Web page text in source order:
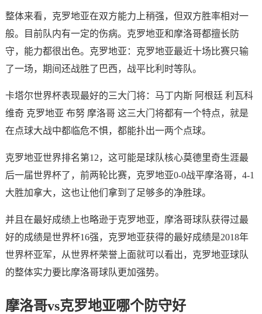
整体来看，克罗地亚在双方能力上稍强，但双方胜率相对一
般。目前队内有一定的伤病。克罗地亚和摩洛哥都擅长防
守，能力都很出色。克罗地亚：克罗地亚最近十场比赛只输
了一场，期间还战胜了巴西，战平比利时等队。
卡塔尔世界杯表现最好的三大门将：马丁内斯 阿根廷 利瓦科
维奇 克罗地亚 布努 摩洛哥 这三大门将都有一个特点，就是
在点球大战中都临危不惧，都能扑出一两个点球。
克罗地亚世界排名第12，这可能是球队核心莫德里奇生涯最
后一届世界杯了，前两轮比赛，克罗地亚0-0战平摩洛哥，4-1
大胜加拿大，这也让他们拿到了足够多的净胜球。
并且在最好成绩上也略逊于克罗地亚，摩洛哥球队获得过最
好的成绩是世界杯16强，克罗地亚获得的最好成绩是2018年
世界杯亚军，从世界杯荣誉上面就可以看出，克罗地亚球队
的整体实力要比摩洛哥球队更加强势。
摩洛哥vs克罗地亚哪个防守好